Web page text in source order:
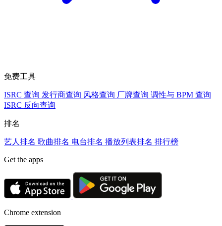
免费工具
ISRC 查询 发行商查询 风格查询 厂牌查询 调性与 BPM 查询
ISRC 反向查询
排名
艺人排名 歌曲排名 电台排名 播放列表排名 排行榜
Get the apps
Chrome extension